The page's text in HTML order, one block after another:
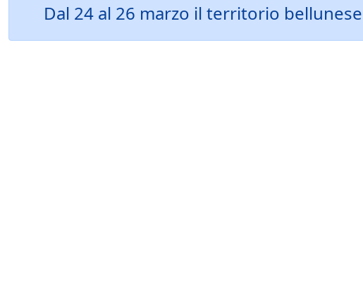
Dal 24 al 26 marzo il territorio